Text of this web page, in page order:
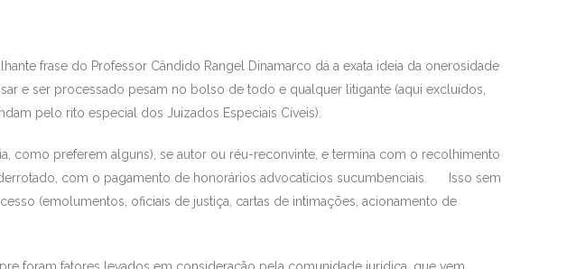
frase do Professor Cândido Rangel Dinamarco dá a exata ideia da onerosidade
e ser processado pesam no bolso de todo e qualquer litigante (aqui excluídos,
pelo rito especial dos Juizados Especiais Cíveis).
como preferem alguns), se autor ou réu-reconvinte, e termina com o recolhimento
com o pagamento de honorários advocatícios sucumbenciais. Isso sem
(emolumentos, oficiais de justiça, cartas de intimações, acionamento de
foram fatores levados em consideração pela comunidade jurídica, que vem